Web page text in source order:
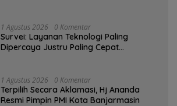
1 Agustus 2026 0 Komentar
Survei: Layanan Teknologi Paling
Dipercaya Justru Paling Cepat
1 Agustus 2026 0 Komentar
‎Terpilih Secara Aklamasi, Hj Ananda
Resmi Pimpin PMI Kota Banjarmasin